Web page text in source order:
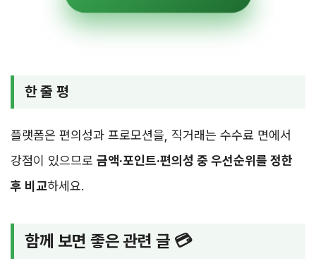
한 줄 평
플랫폼은 편의성과 프로모션을, 직거래는 수수료 면에서
강점이 있으므로 금액·포인트·편의성 중 우선순위를 정한
후 비교하세요.
함께 보면 좋은 관련 글 💳